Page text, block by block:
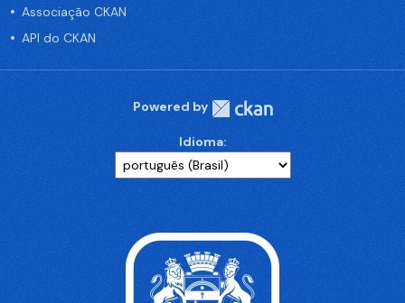
Associação CKAN
API do CKAN
Powered by
Idioma